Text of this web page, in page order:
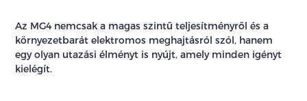
Az MG4 nemcsak a magas szintű teljesítményről és a
környezetbarát elektromos meghajtásról szól, hanem
egy olyan utazási élményt is nyújt, amely minden igényt
kielégít.